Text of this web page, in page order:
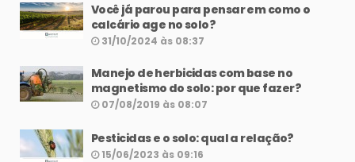
Você já parou para pensar em como o
calcário age no solo?
31/10/2024 às 08:37
Manejo de herbicidas com base no
magnetismo do solo: por que fazer?
07/08/2019 às 08:07
Pesticidas e o solo: qual a relação?
15/06/2023 às 09:16